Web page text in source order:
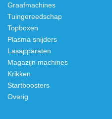
Graafmachines
Tuingereedschap
Topboxen
Plasma snijders
Lasapparaten
Magazijn machines
Krikken
Startboosters
Overig